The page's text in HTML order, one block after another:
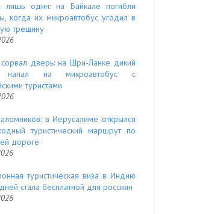
лишь один: на Байкале погибли
когда их микроавтобус угодил в
трещину
дверь: на Шри-Ланке дикий
напал на микроавтобус с
туристами
в Иерусалиме открылся
туристический маршрут по
дороге
туристическая виза в Индию
стала бесплатной для россиян